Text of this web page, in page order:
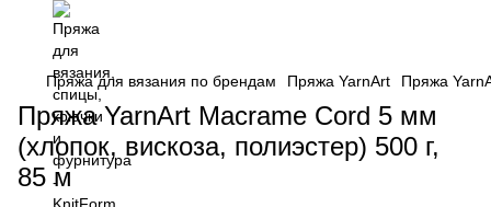
Пряжа для вязания по брендам Пряжа YarnArt Пряжа
Пряжа YarnArt Macrame Cord 5 мм
(хлопок, вискоза, полиэстер) 500 г,
85 м